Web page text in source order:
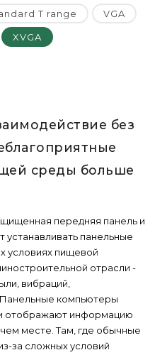
T range VGA
XVGA
без
среды больше
передняя панель и
устанавливать панельные
условиях пищевой
отрасли -
вибраций,
компьютеры
отображают информацию
месте. Там, где обычные
за сложных условий